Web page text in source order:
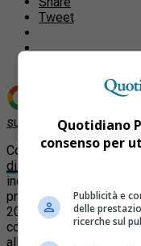
Tweet
su Google
Con un comunicato a
di aver ricevuto la
indagini preliminari da
presso il Tribunale di
2021 in cui la società è
comunicazioni sociali,
all’esercizio delle
Quotidiano
consenso per
Pubblicità e
delle
ricerche sul